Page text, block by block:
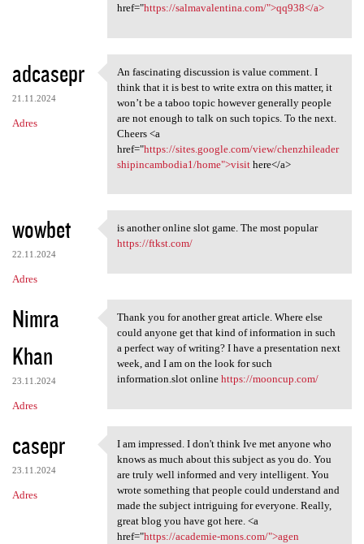
href="https://salmavalentina.com/">qq938</a>
adcasepr
21.11.2024
Adres
An fascinating discussion is
An fascinating discussion is value comment. I
think that it is best to write extra on this matter, it
won’t be a taboo topic however generally people
are not enough to talk on such topics. To the next.
Cheers <a
href="https://sites.google.com/view/chenzhileader
shipincambodia1/home">visithere</a>
wowbet
22.11.2024
Adres
is another online slot game.
is another online slot game. The most popular
https://ftkst.com/
Nimra
Khan
23.11.2024
Adres
Thank you for another great
Thank you for another great article. Where else
could anyone get that kind of information in such
a perfect way of writing? I have a presentation next
week, and I am on the look for such
information.slot online https://mooncup.com/
casepr
23.11.2024
Adres
I am impressed. I don't think
I am impressed. I don't think Ive met anyone who
knows as much about this subject as you do. You
are truly well informed and very intelligent. You
wrote something that people could understand and
made the subject intriguing for everyone. Really,
great blog you have got here. <a
href="https://academie-mons.com/">agen